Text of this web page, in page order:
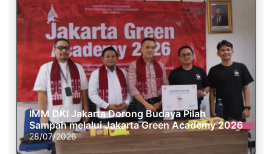
IMM DKI Jakarta Dorong Budaya Pilah
Sampah melalui Jakarta Green Academy 2026
28/07/2026